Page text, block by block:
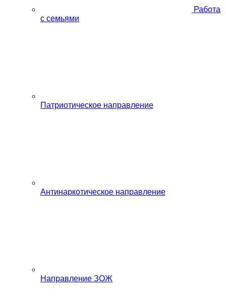
Работа
с семьями
Патриотическое направление
Антинаркотическое направление
Направление ЗОЖ